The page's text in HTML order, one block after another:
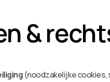
&
(noodzakelijke cookies,